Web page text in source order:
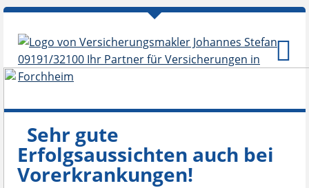
Sehr gute
Erfolgsaussichten auch bei
Vorerkrankungen!